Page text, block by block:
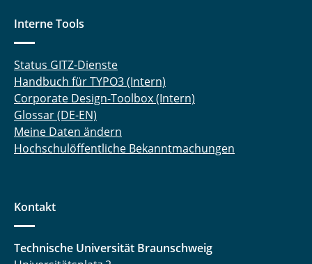
Interne Tools
Status GITZ-Dienste
Handbuch für TYPO3 (Intern)
Corporate Design-Toolbox (Intern)
Glossar (DE-EN)
Meine Daten ändern
Hochschulöffentliche Bekanntmachungen
Kontakt
Technische Universität Braunschweig